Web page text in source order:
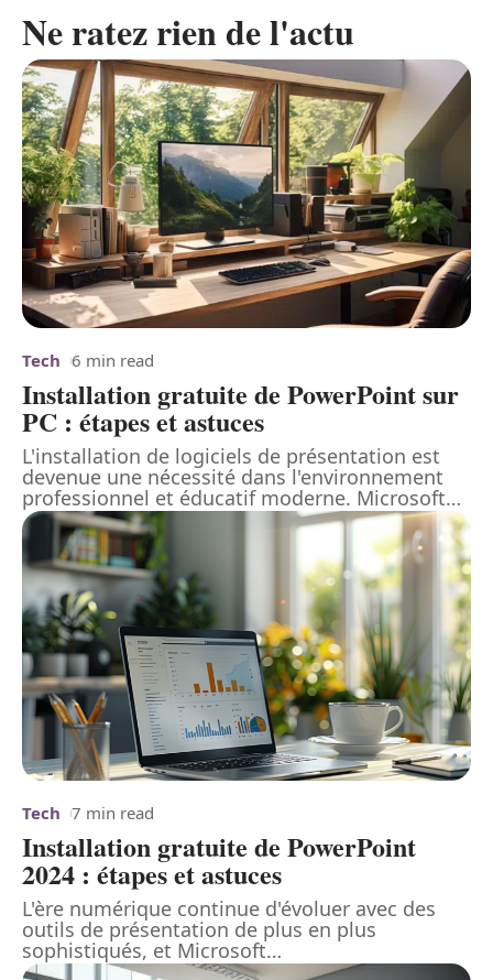
Ne ratez rien de l'actu
Tech 6 min read
Installation gratuite de PowerPoint sur
PC : étapes et astuces
L'installation de logiciels de présentation est
devenue une nécessité dans l'environnement
professionnel et éducatif moderne. Microsoft…
Tech 7 min read
Installation gratuite de PowerPoint
2024 : étapes et astuces
L'ère numérique continue d'évoluer avec des
outils de présentation de plus en plus
sophistiqués, et Microsoft…